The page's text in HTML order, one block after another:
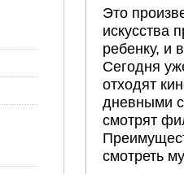
Это
искусства
ребенку, и
Сегодня
отходят
дневными
смотрят
смотреть